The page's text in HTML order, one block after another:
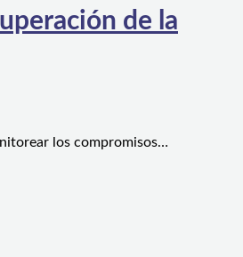
de la
los compromisos…